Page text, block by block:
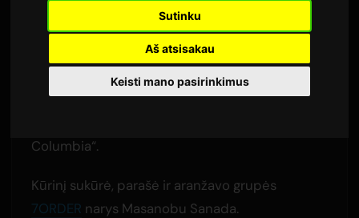
Sutinku
Aš atsisakau
Keisti mano pasirinkimus
4 birželio 2026
Išversta iš anglų kalbos
2,480 peržiūros
Pirmasis singlas „Perfume“ buvo išleistas
Columbia“.
Kūrinį sukūrė, parašė ir aranžavo grupės
7ORDER narys Masanobu Sanada.